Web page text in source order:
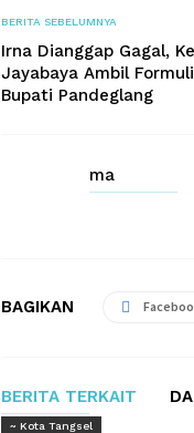
BERITA SEBELUMNYA
Irna Dianggap Gagal,
Jayabaya Ambil
Bupati Pandeglang
ma
BAGIKAN
BERITA TERKAIT
~ Kota Tangsel